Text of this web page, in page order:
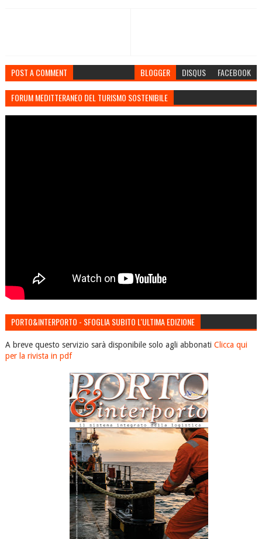
POST A COMMENT BLOGGER DISQUS FACEBOOK
FORUM MEDITTERANEO DEL TURISMO SOSTENIBILE
PORTO&INTERPORTO - SFOGLIA SUBITO L'ULTIMA EDIZIONE
A breve questo servizio sarà disponibile solo agli abbonati Clicca qui
per la rivista in pdf